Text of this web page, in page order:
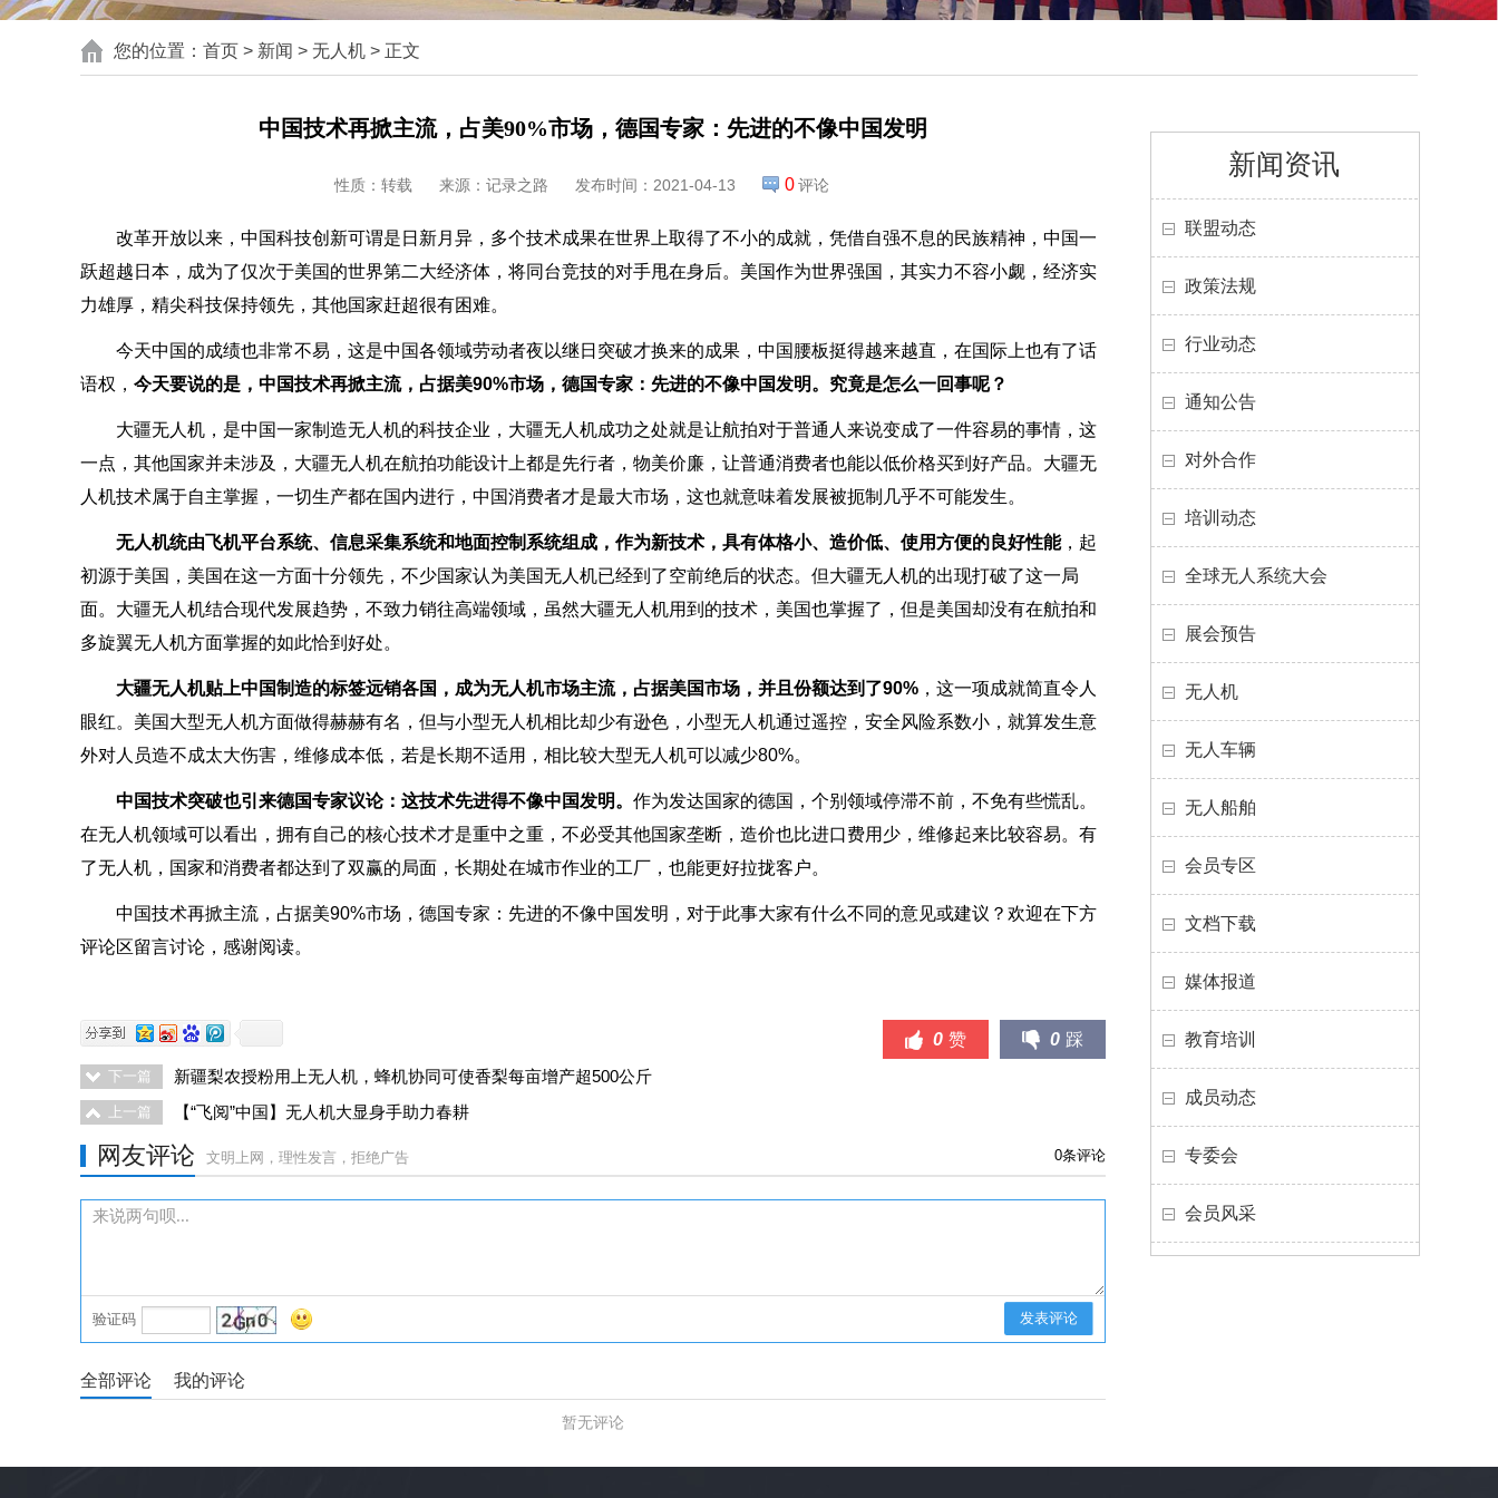
您的位置： 首页 > 新闻 > 无人机 > 正文
新闻资讯
联盟动态
政策法规
行业动态
通知公告
对外合作
培训动态
全球无人系统大会
展会预告
无人机
无人车辆
无人船舶
会员专区
文档下载
媒体报道
教育培训
成员动态
专委会
会员风采
中国技术再掀主流，占美90%市场，德国专家：先进的不像中国发明
性质：转载 来源：记录之路 发布时间：2021-04-13 0评论
改革开放以来，中国科技创新可谓是日新月异，多个技术成果在世界上取得了不小的成就，凭借自强不息的民族精神，中国一
跃超越日本，成为了仅次于美国的世界第二大经济体，将同台竞技的对手甩在身后。美国作为世界强国，其实力不容小觑，经济实
力雄厚，精尖科技保持领先，其他国家赶超很有困难。
今天中国的成绩也非常不易，这是中国各领域劳动者夜以继日突破才换来的成果，中国腰板挺得越来越直，在国际上也有了话
语权， 今天要说的是，中国技术再掀主流，占据美90%市场，德国专家：先进的不像中国发明。究竟是怎么一回事呢？
大疆无人机，是中国一家制造无人机的科技企业，大疆无人机成功之处就是让航拍对于普通人来说变成了一件容易的事情，这
一点，其他国家并未涉及，大疆无人机在航拍功能设计上都是先行者，物美价廉，让普通消费者也能以低价格买到好产品。大疆无
人机技术属于自主掌握，一切生产都在国内进行，中国消费者才是最大市场，这也就意味着发展被扼制几乎不可能发生。
无人机统由飞机平台系统、信息采集系统和地面控制系统组成，作为新技术，具有体格小、造价低、使用方便的良好性能，起
初源于美国，美国在这一方面十分领先，不少国家认为美国无人机已经到了空前绝后的状态。但大疆无人机的出现打破了这一局
面。大疆无人机结合现代发展趋势，不致力销往高端领域，虽然大疆无人机用到的技术，美国也掌握了，但是美国却没有在航拍和
多旋翼无人机方面掌握的如此恰到好处。
大疆无人机贴上中国制造的标签远销各国，成为无人机市场主流，占据美国市场，并且份额达到了90% ，这一项成就简直令人
眼红。美国大型无人机方面做得赫赫有名，但与小型无人机相比却少有逊色，小型无人机通过遥控，安全风险系数小，就算发生意
外对人员造不成太大伤害，维修成本低，若是长期不适用，相比较大型无人机可以减少80%。
中国技术突破也引来德国专家议论：这技术先进得不像中国发明。 作为发达国家的德国，个别领域停滞不前，不免有些慌乱。
在无人机领域可以看出，拥有自己的核心技术才是重中之重，不必受其他国家垄断，造价也比进口费用少，维修起来比较容易。有
了无人机，国家和消费者都达到了双赢的局面，长期处在城市作业的工厂，也能更好拉拢客户。
中国技术再掀主流，占据美90%市场，德国专家：先进的不像中国发明，对于此事大家有什么不同的意见或建议？欢迎在下方
评论区留言讨论，感谢阅读。
0 赞 0 踩
下一篇 新疆梨农授粉用上无人机，蜂机协同可使香梨每亩增产超500公斤
上一篇 【“飞阅”中国】无人机大显身手助力春耕
网友评论 文明上网，理性发言，拒绝广告 0条评论
验证码 发表评论
全部评论 我的评论
暂无评论